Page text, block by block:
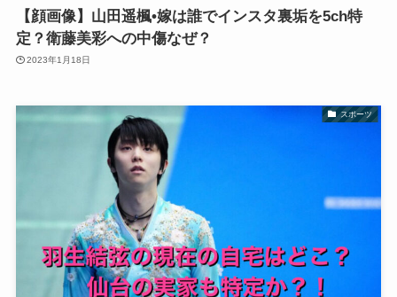
【顔画像】山田遥楓•嫁は誰でインスタ裏垢を5ch特
定？衛藤美彩への中傷なぜ？
2023年1月18日
スポーツ